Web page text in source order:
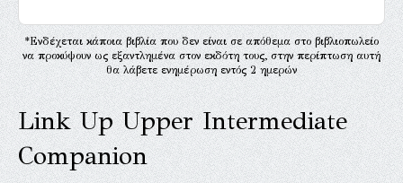
*Ενδέχεται κάποια βιβλία που δεν είναι σε απόθεμα στο βιβλιοπωλείο
να προκύψουν ως εξαντλημένα στον εκδότη τους, στην περίπτωση αυτή
θα λάβετε ενημέρωση εντός 2 ημερών
Link Up Upper Intermediate
Companion